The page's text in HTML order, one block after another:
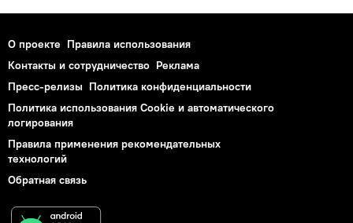
О проекте Правила использования
Контакты и сотрудничество Реклама
Пресс-релизы Политика конфиденциальности
Политика использования Cookie и автоматического
логирования
Правила применения рекомендательных
технологий
Обратная связь